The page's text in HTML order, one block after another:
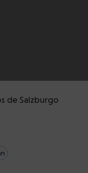
de Salzburgo